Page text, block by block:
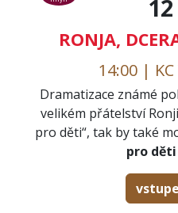
12
RONJA,
14:00 |
Dramatizace známé
velikém přátelství
pro děti“, tak by také
pro